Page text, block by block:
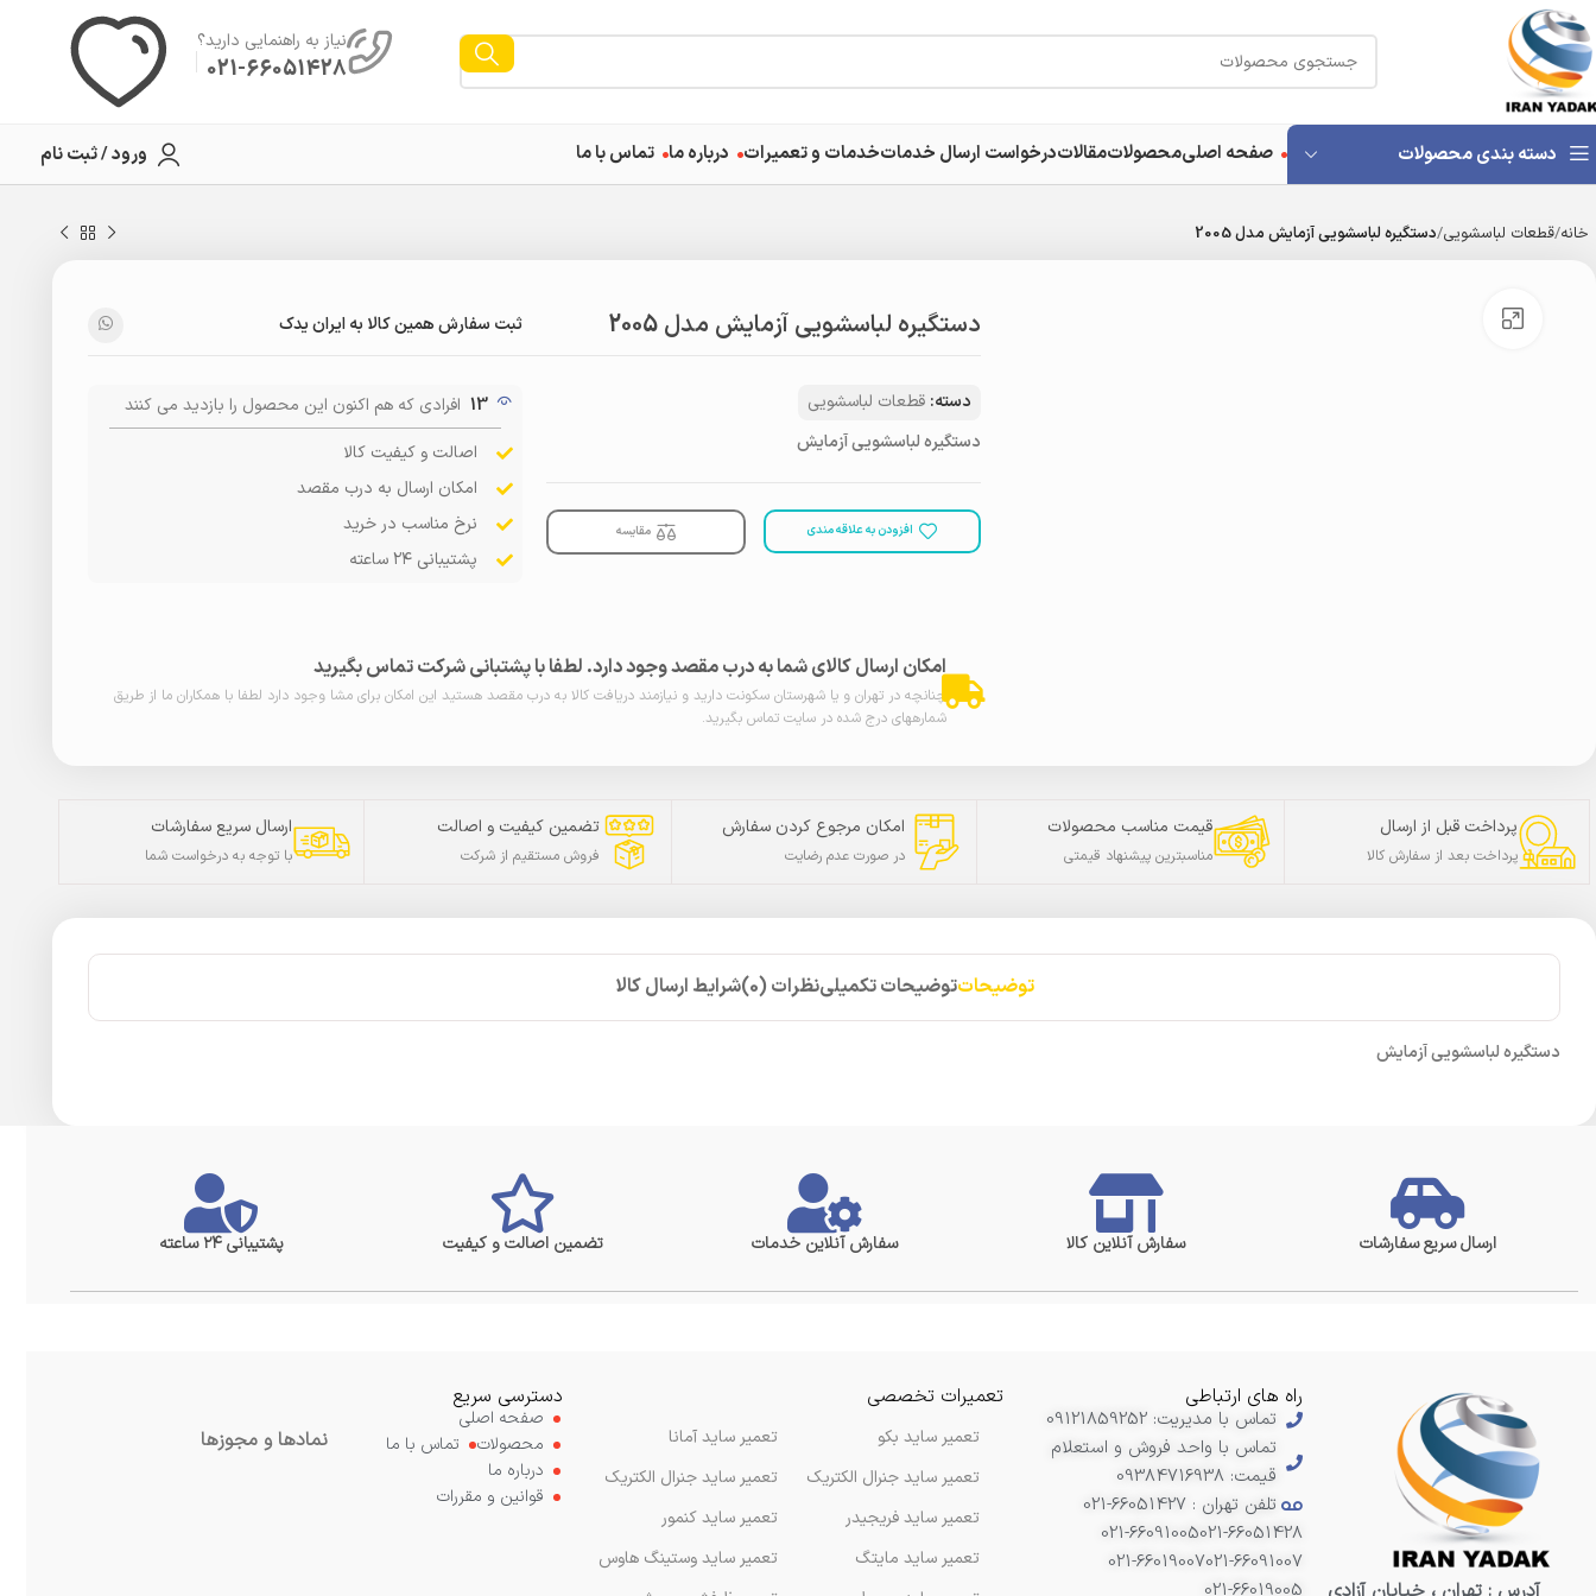
نیاز به راهنمایی دارید؟
021-66051428
دسته بندی محصولات صفحه اصلیمحصولاتمقالاتدرخواست ارسال خدماتخدمات و تعمیرات درباره ما تماس با ما ورود / ثبت نام
خانه قطعات لباسشویی دستگیره لباسشویی آزمایش مدل 2005
دستگیره لباسشویی آزمایش مدل 2005 ثبت سفارش همین کالا به ایران یدک
دسته: قطعات لباسشویی
دستگیره لباسشویی آزمایش
افزودن به علاقه مندی مقایسه
13 افرادی که هم اکنون این محصول را بازدید می کنند
اصالت و کیفیت کالا
امکان ارسال به درب مقصد
نرخ مناسب در خرید
پشتیبانی ۲۴ ساعته
امکان ارسال کالای شما به درب مقصد وجود دارد. لطفا با پشتبانی شرکت تماس بگیرید
چنانچه در تهران و یا شهرستان سکونت دارید و نیازمند دریافت کالا به درب مقصد هستید این امکان برای مشا وجود دارد لطفا با همکاران ما از طریق
شمارههای درج شده در سایت تماس بگیرید.
پرداخت قبل از ارسال
پرداخت بعد از سفارش کالا
قیمت مناسب محصولات
مناسبترین پیشنهاد قیمتی
امکان مرجوع کردن سفارش
در صورت عدم رضایت
تضمین کیفیت و اصالت
فروش مستقیم از شرکت
ارسال سریع سفارشات
با توجه به درخواست شما
توضیحاتتوضیحات تکمیلینظرات (0) شرایط ارسال کالا
دستگیره لباسشویی آزمایش
ارسال سریع سفارشات سفارش آنلاین کالا سفارش آنلاین خدمات تضمین اصالت و کیفیت پشتیبانی ۲۴ ساعته
راه های ارتباطی
تماس با مدیریت: 09121859252
تماس با واحد فروش و استعلام
قیمت: 09384716938
تلفن تهران : 66051427-021
021-66051428
021-66091005
021-66091007
021-66019007
021-66019005
تعمیرات تخصصی
تعمیر ساید آمانا
تعمیر ساید جنرال الکتریک
تعمیر ساید کنمور
تعمیر ساید وستینگ هاوس
تعمیر ساید بکو
تعمیر ساید جنرال الکتریک
تعمیر ساید فریجیدر
تعمیر ساید مایتگ
دسترسی سریع
صفحه اصلی
محصولات
تماس با ما
درباره ما
قوانین و مقررات
نمادها و مجوزها